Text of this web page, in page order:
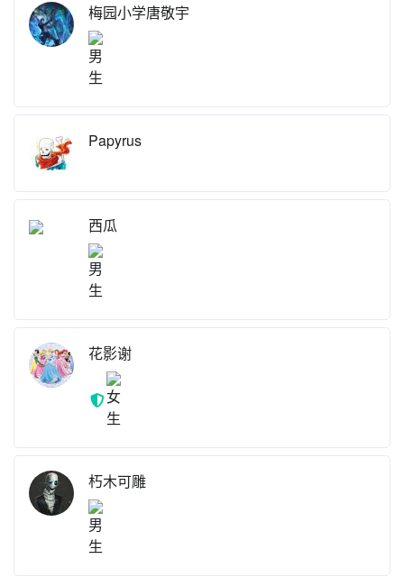
梅园小学唐敬宇
Papyrus
西瓜
花影谢
朽木可雕